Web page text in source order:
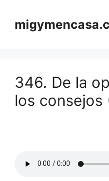
contenido
346. De la
los consejos